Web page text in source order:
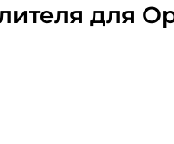
для